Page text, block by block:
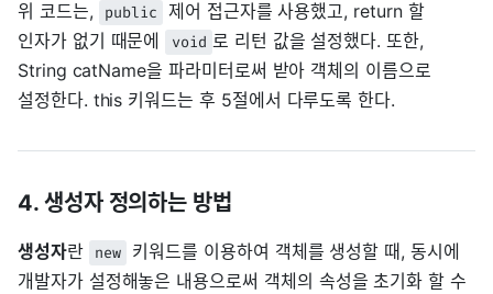
위 코드는, public
제어 접근자를 사용했고, return 할
인자가 없기 때문에
void 로 리턴 값을 설정했다. 또한,
String catName을 파라미터로써 받아 객체의 이름으로
설정한다. this 키워드는 후 5절에서 다루도록 한다.
4. 생성자 정의하는 방법
생성자란 new
키워드를 이용하여 객체를 생성할 때, 동시에
개발자가 설정해놓은 내용으로써 객체의 속성을 초기화 할 수